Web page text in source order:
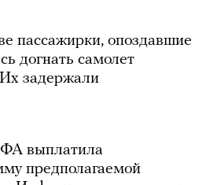
пассажирки, опоздавшие
догнать самолет
задержали
выплатила
предполагаемой